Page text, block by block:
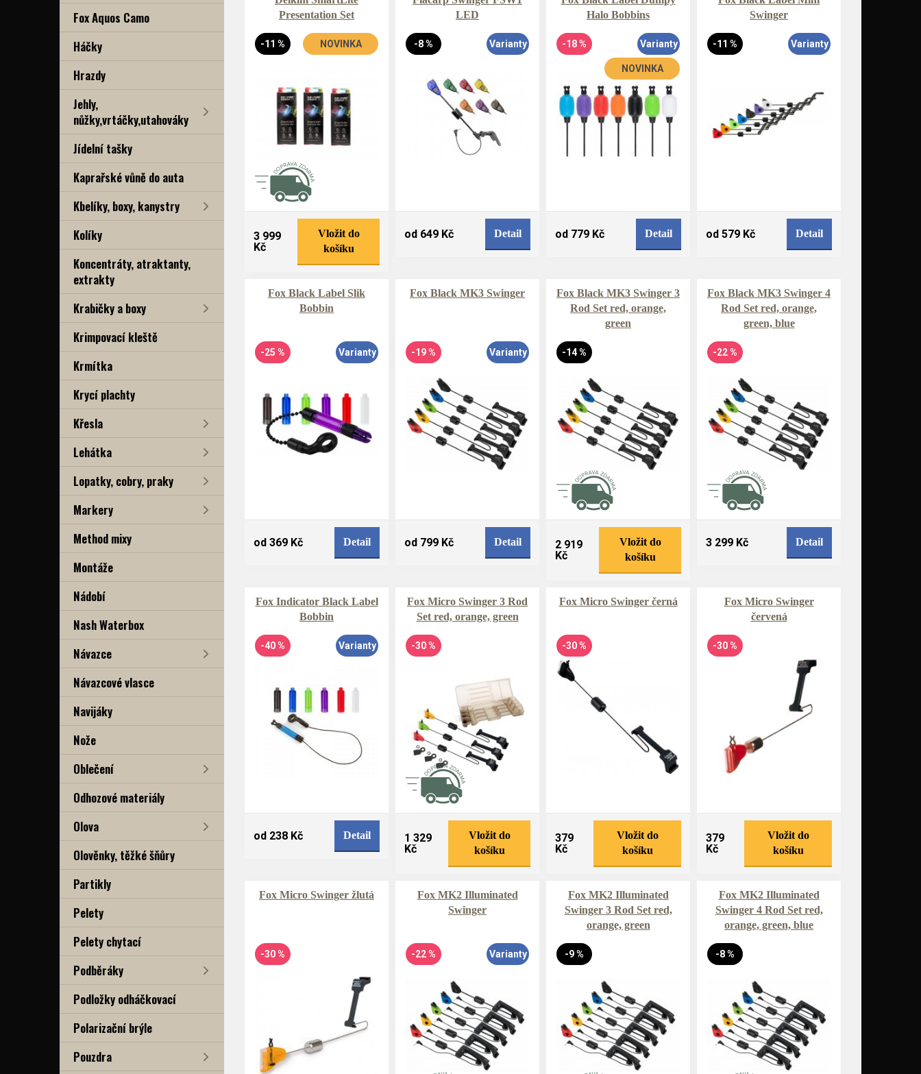
Fox Aquos Camo
Háčky
Hrazdy
Jehly,
nůžky,vrtáčky,utahováky
Jídelní tašky
Kaprařské vůně do auta
Kbelíky, boxy, kanystry
Kolíky
Koncentráty, atraktanty,
extrakty
Krabičky a boxy
Krimpovací kleště
Krmítka
Krycí plachty
Křesla
Lehátka
Lopatky, cobry, praky
Markery
Method mixy
Montáže
Nádobí
Nash Waterbox
Návazce
Návazcové vlasce
Navijáky
Nože
Oblečení
Odhozové materiály
Olova
Olověnky, těžké šňůry
Partikly
Pelety
Pelety chytací
Podběráky
Podložky odháčkovací
Polarizační brýle
Pouzdra
Presentation Set
-11 % NOVINKA
3 999
Kč
Vložit do
košíku
LED
-8 % Varianty
od 649 Kč Detail
Halo Bobbins
-18 %
NOVINKA
Varianty
od 779 Kč Detail
Swinger
-11 % Varianty
od 579 Kč Detail
Fox Black Label Slik
Bobbin
-25 % Varianty
od 369 Kč Detail
Fox Black MK3 Swinger
-19 % Varianty
od 799 Kč Detail
Fox Black MK3 Swinger 3
Rod Set red, orange,
green
-14 %
2 919
Kč
Vložit do
košíku
Fox Black MK3 Swinger 4
Rod Set red, orange,
green, blue
-22 %
3 299 Kč Detail
Fox Indicator Black Label
Bobbin
-40 % Varianty
od 238 Kč Detail
Fox Micro Swinger 3 Rod
Set red, orange, green
-30 %
1 329
Kč
Vložit do
košíku
Fox Micro Swinger černá
-30 %
379
Kč
Vložit do
košíku
Fox Micro Swinger
červená
-30 %
379
Kč
Vložit do
košíku
Fox Micro Swinger žlutá
-30 %
Fox MK2 Illuminated
Swinger
-22 % Varianty
Fox MK2 Illuminated
Swinger 3 Rod Set red,
orange, green
-9 %
Fox MK2 Illuminated
Swinger 4 Rod Set red,
orange, green, blue
-8 %